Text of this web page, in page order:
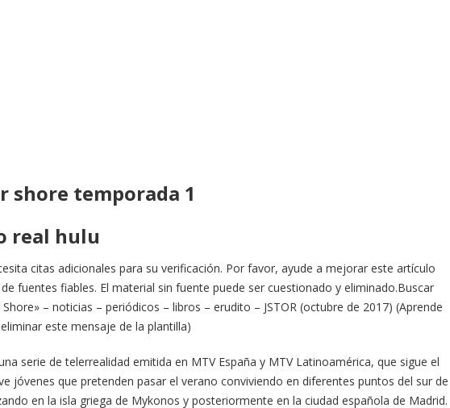
shore temporada 1
real hulu
citas adicionales para su verificación. Por favor, ayude a mejorar este artículo
fuentes fiables. El material sin fuente puede ser cuestionado y eliminado.Buscar
– noticias – periódicos – libros – erudito – JSTOR (octubre de 2017) (Aprende
este mensaje de la plantilla)
serie de telerrealidad emitida en MTV España y MTV Latinoamérica, que sigue el
jóvenes que pretenden pasar el verano conviviendo en diferentes puntos del sur de
en la isla griega de Mykonos y posteriormente en la ciudad española de Madrid.